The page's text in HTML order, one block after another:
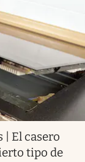
| El casero
tipo de